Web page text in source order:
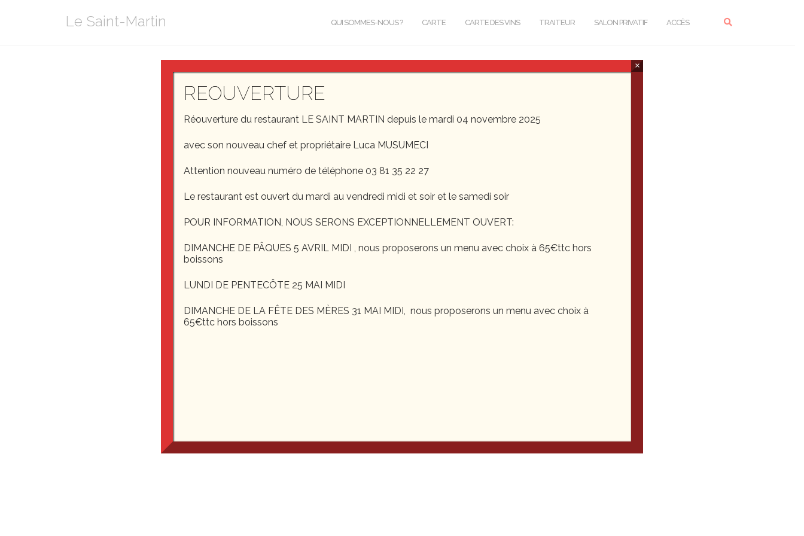
Le Saint-Martin QUI SOMMES-NOUS ? CARTE CARTE DES VINS TRAITEUR SALON PRIVATIF ACCÈS
traiteur
REOUVERTURE
Réouverture du restaurant LE SAINT MARTIN depuis le mardi 04 novembre 2025
avec son nouveau chef et propriétaire Luca MUSUMECI
Attention nouveau numéro de téléphone 03 81 35 22 27
Le restaurant est ouvert du mardi au vendredi midi et soir et le samedi soir
POUR INFORMATION, NOUS SERONS EXCEPTIONNELLEMENT OUVERT:
DIMANCHE DE PÂQUES 5 AVRIL MIDI , nous proposerons un menu avec choix à 65€ttc hors
boissons
LUNDI DE PENTECÔTE 25 MAI MIDI
DIMANCHE DE LA FÊTE DES MÈRES 31 MAI MIDI, nous proposerons un menu avec choix à
65€ttc hors boissons
×